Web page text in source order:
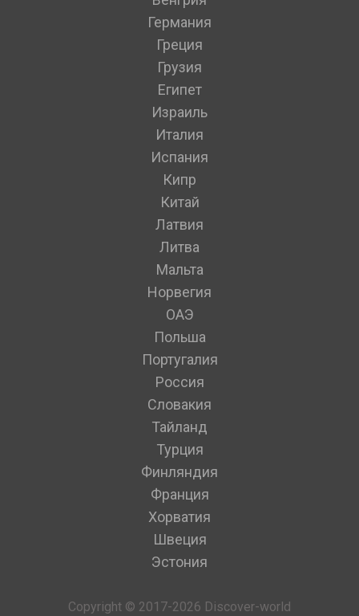
Германия
Греция
Грузия
Египет
Израиль
Италия
Испания
Кипр
Китай
Латвия
Литва
Мальта
Норвегия
ОАЭ
Польша
Португалия
Россия
Словакия
Тайланд
Турция
Финляндия
Франция
Хорватия
Швеция
Эстония
Copyright © 2017-2026 Discover-world